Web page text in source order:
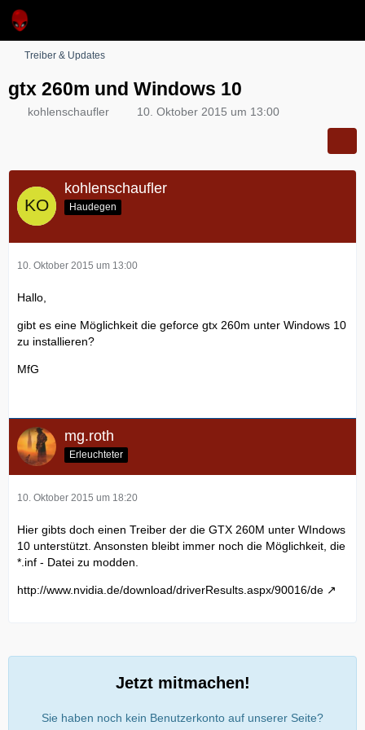
Treiber & Updates
gtx 260m und Windows 10
kohlenschaufler 10. Oktober 2015 um 13:00
kohlenschaufler
Haudegen
10. Oktober 2015 um 13:00
Hallo,
gibt es eine Möglichkeit die geforce gtx 260m unter Windows 10
zu installieren?
MfG
mg.roth
Erleuchteter
10. Oktober 2015 um 18:20
Hier gibts doch einen Treiber der die GTX 260M unter WIndows
10 unterstützt. Ansonsten bleibt immer noch die Möglichkeit, die
*.inf - Datei zu modden.
http://www.nvidia.de/download/driverResults.aspx/90016/de
Jetzt mitmachen!
Sie haben noch kein Benutzerkonto auf unserer Seite?